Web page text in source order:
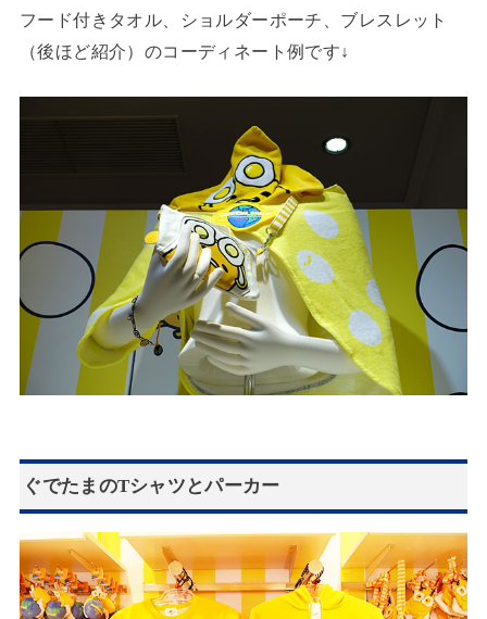
フード付きタオル、ショルダーポーチ、ブレスレット
（後ほど紹介）のコーディネート例です↓
ぐでたまのTシャツとパーカー